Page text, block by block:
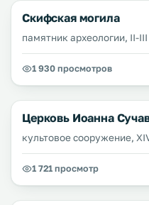
Скифская могила
памятник археологии, II-III
1 930 просмотров
Церковь Иоанна
культовое сооружение,
1 721 просмотр